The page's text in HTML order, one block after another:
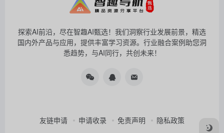
探索AI前沿，尽在智趣AI甄选！我们洞察行业发展前景，精选
国内外产品与应用，提供丰富学习资源。行业融合案例助您洞
悉趋势，与AI同行，共创未来！
友链申请 申请收录 免责声明 隐私政策